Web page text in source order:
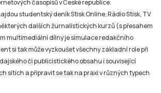
časopisů v České republice.
studentský deník Stisk Online, Rádio Stisk, TV
dalších žurnalistických kurzů (s přesahem
multimediální dílny je simulace redakčního
si tak může vyzkoušet všechny základní role při
či publicistického obsahu i související
sítích a připravit se tak na praxi v různých typech